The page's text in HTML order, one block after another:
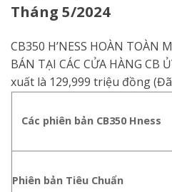
Tháng 5/2024
CB350 H’NESS HOÀN TOÀN
BÁN TẠI CÁC CỬA HÀNG CB
xuất là 129,999 triệu đồng
Các phiên bản CB350 Hness
Phiên bản Tiêu Chuẩn